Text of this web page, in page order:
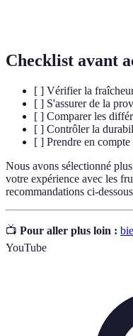
Checklist avant
[ ] Vérifier la
[ ] S'assurer de la
[ ] Comparer les
[ ] Contrôler la
[ ] Prendre en compte
Nous avons sélectionné
votre expérience avec les
recommandations ci-
📺 Pour aller plus loin :
YouTube